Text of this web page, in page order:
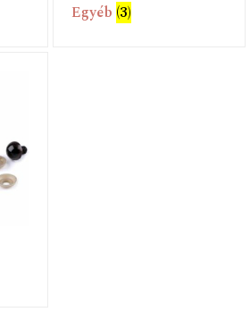
Egyéb (3)